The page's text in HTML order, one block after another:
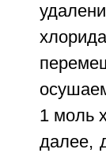
1 моль
далее,